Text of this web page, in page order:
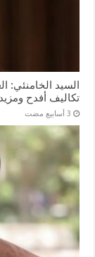
السيد الخامنئي:
تكاليف أفدح